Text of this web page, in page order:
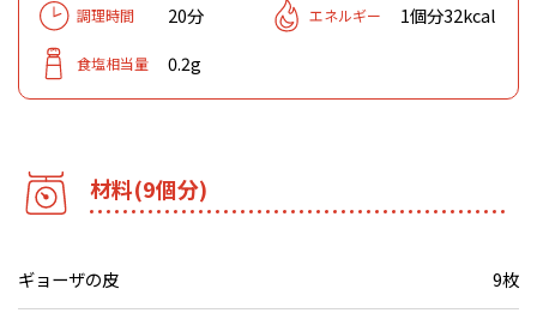
調理時間 20分 エネルギー 1個分32kcal
食塩相当量 0.2g
材料(9個分)
ギョーザの皮 9枚